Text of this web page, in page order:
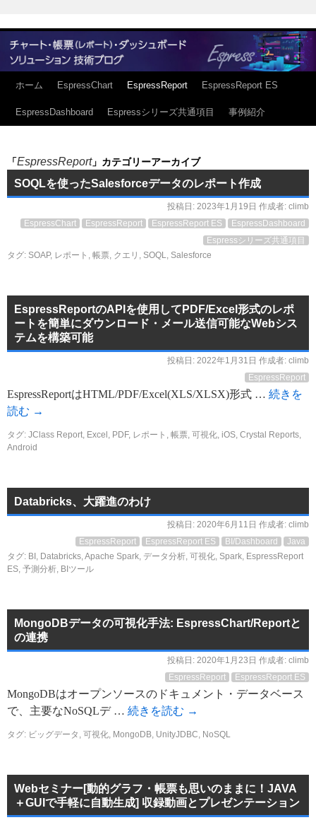
ホーム EspressChart EspressReport EspressReport ES
EspressDashboard Espressシリーズ共通項目 事例紹介
「EspressReport」カテゴリーアーカイブ
SOQLを使ったSalesforceデータのレポート作成
投稿日: 2023年1月19日 作成者: climb
EspressChart
EspressReport EspressReport ES
EspressDashboard
Espressシリーズ共通項目
タグ: SOAP, レポート , 帳票, クエリ , SOQL, Salesforce
EspressReportのAPIを使用してPDF/Excel形式のレポ
ートを簡単にダウンロード・メール送信可能なWebシス
テムを構築可能
投稿日: 2022年1月31日 作成者: climb
EspressReport
EspressReportはHTML/PDF/Excel(XLS/XLSX)形式 … 続きを
読む →
タグ: JClass Report, Excel , PDF, レポート , 帳票, 可視化, iOS, Crystal Reports,
Android
Databricks、大躍進のわけ
投稿日: 2020年6月11日 作成者: climb
EspressReport
EspressReport ES BI/Dashboard
Java
タグ: BI , Databricks,Apache Spark, データ分析, 可視化, Spark, EspressReport
ES, 予測分析, BIツール
MongoDBデータの可視化手法: EspressChart/Reportと
の連携
投稿日: 2020年1月23日 作成者: climb
EspressReport
EspressReport ES
MongoDBはオープンソースのドキュメント・データベース
で、主要なNoSQLデ … 続きを読む →
タグ: ビッグデータ , 可視化, MongoDB, UnityJDBC, NoSQL
Webセミナー[動的グラフ・帳票も思いのままに！JAVA
＋GUIで手軽に自動生成] 収録動画とプレゼンテーション